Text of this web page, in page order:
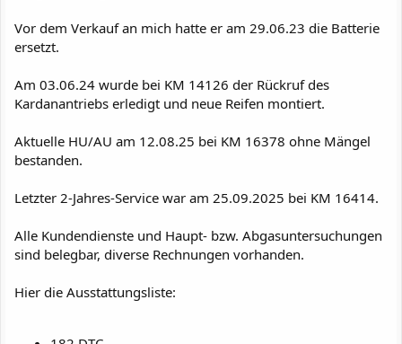
Vor dem Verkauf an mich hatte er am 29.06.23 die Batterie
ersetzt.
Am 03.06.24 wurde bei KM 14126 der Rückruf des
Kardanantriebs erledigt und neue Reifen montiert.
Aktuelle HU/AU am 12.08.25 bei KM 16378 ohne Mängel
bestanden.
Letzter 2-Jahres-Service war am 25.09.2025 bei KM 16414.
Alle Kundendienste und Haupt- bzw. Abgasuntersuchungen
sind belegbar, diverse Rechnungen vorhanden.
Hier die Ausstattungsliste: